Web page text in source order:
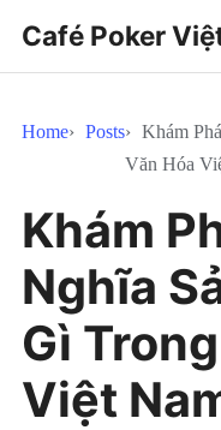
Café Poker
Home Posts
Khám
Văn Hóa
Khám
Nghĩa
Gì
Việt